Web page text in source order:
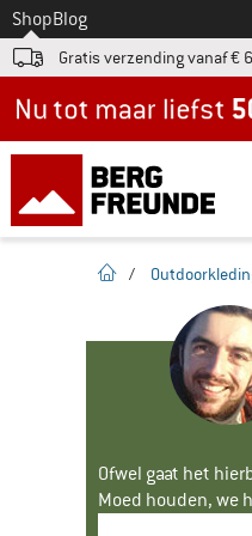
Naar
ShopBlog
Gratis verzending vanaf €
Startpagina
/
Ofwel gaat het
Moed houden, we